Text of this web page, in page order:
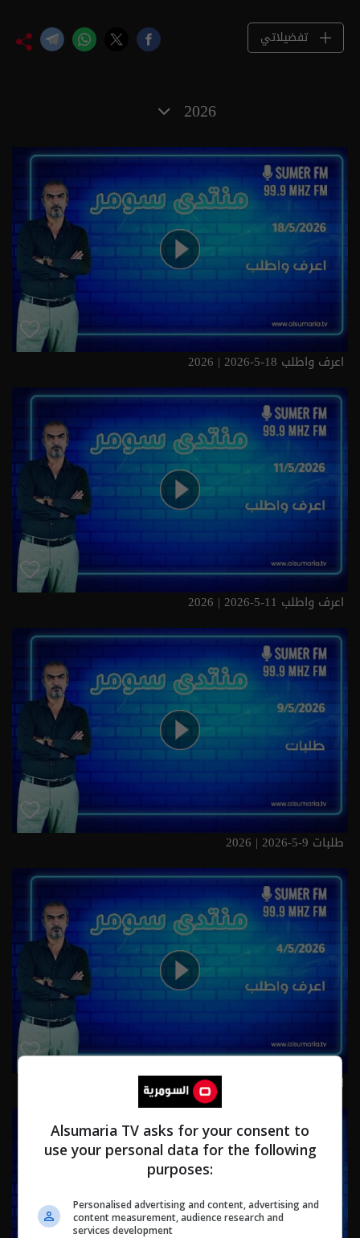
تفضيلاتي
2026
اعرف واطلب 18-5-2026 | 2026
اعرف واطلب 11-5-2026 | 2026
طلبات 9-5-2026 | 2026
اعرف واطلب 4-5-2026 | 2026
Alsumaria TV asks for your consent to
use your personal data for the following
purposes:
Personalised advertising and content, advertising and
content measurement, audience research and
services development